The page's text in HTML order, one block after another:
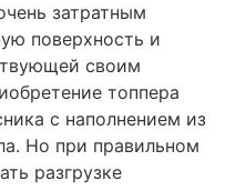
затратным
поверхность и
своим
топпера
с наполнением из
Но при правильном
разгрузке